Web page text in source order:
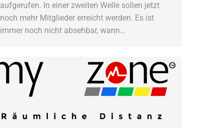
aufgerufen. In einer zweiten Welle sollen jetzt
noch mehr Mitglieder erreicht werden. Es ist
immer noch nicht absehbar, wann…